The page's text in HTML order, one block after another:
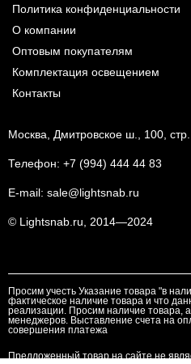
Политика конфиденциальности
О компании
Оптовым покупателям
Комплектация освещением
Контакты
Москва, Дмитровское ш., 100,
Телефон: +7 (994) 444 44 83
E-mail: sale@lightsnab.ru
© Lightsnab.ru, 2014—2024
Просим учесть Указание товара "в
фактическое наличие товара и что
реализации. Просим наличие товара,
менеджеров. Выставление счета на
совершения платежа
Предложенный товар на сайте не